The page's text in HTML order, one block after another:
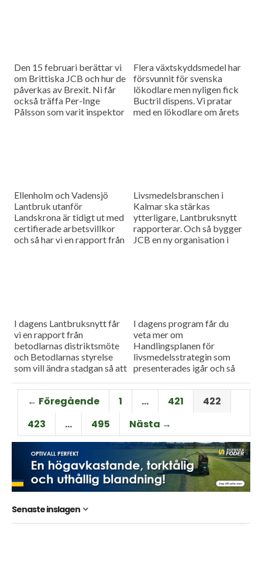
Den 15 februari berättar vi
om Brittiska JCB och hur de
påverkas av Brexit. Ni får
också träffa Per-Inge
Pålsson som varit inspektor
Flera växtskyddsmedel har
försvunnit för svenska
lökodlare men nyligen fick
Buctril dispens. Vi pratar
med en lökodlare om årets
Ellenholm och Vadensjö
Lantbruk utanför
Landskrona är tidigt ut med
certifierade arbetsvillkor
och så har vi en rapport från
Livsmedelsbranschen i
Kalmar ska stärkas
ytterligare, Lantbruksnytt
rapporterar. Och så bygger
JCB en ny organisation i
I dagens Lantbruksnytt får
vi en rapport från
betodlarnas distriktsmöte
och Betodlarnas styrelse
som vill ändra stadgan så att
närmare styrelsen. Sedan
kan vi konstatera att
bönodlingen går...
I dagens program får du
veta mer om
Handlingsplanen för
livsmedelsstrategin som
presenterades igår och så
väljer bort betodling på
grund av dålig ersättning.
← Föregående 1 … 421
422
423
… 495 Nästa →
Senaste inslagen